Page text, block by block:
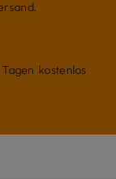
kostenlos